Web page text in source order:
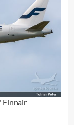
Finnair